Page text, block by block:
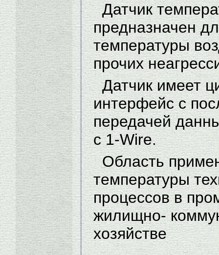
Датчик
предназначен
температуры
прочих
Датчик имеет
интерфейс с
передачей
с 1-Wire.
Область
температуры
процессов в
жилищно-
хозяйстве